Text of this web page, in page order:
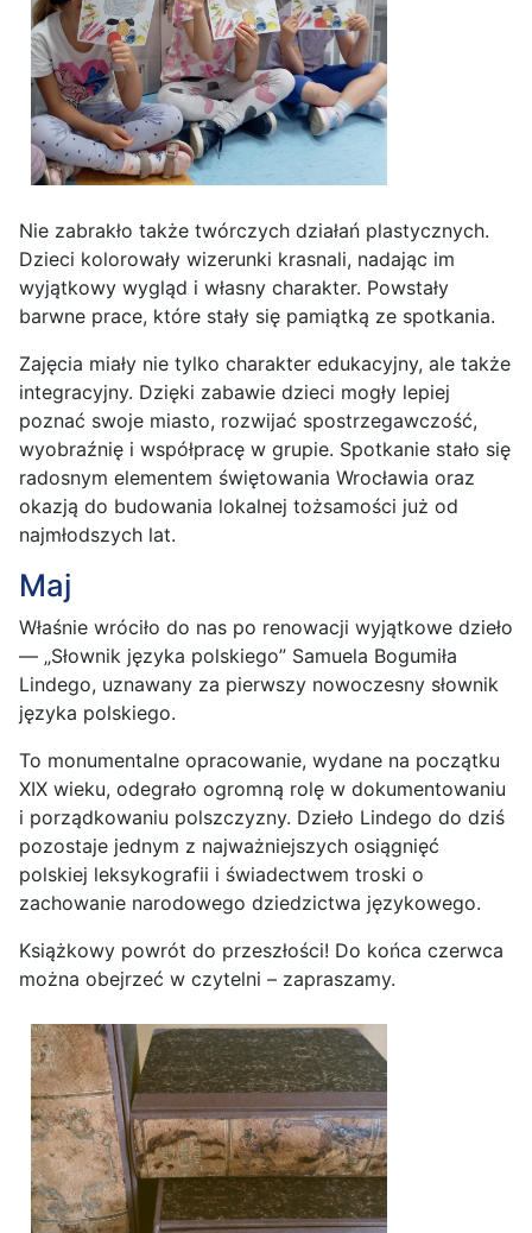
Nie zabrakło także twórczych działań plastycznych.
Dzieci kolorowały wizerunki krasnali, nadając im
wyjątkowy wygląd i własny charakter. Powstały
barwne prace, które stały się pamiątką ze spotkania.
Zajęcia miały nie tylko charakter edukacyjny, ale także
integracyjny. Dzięki zabawie dzieci mogły lepiej
poznać swoje miasto, rozwijać spostrzegawczość,
wyobraźnię i współpracę w grupie. Spotkanie stało się
radosnym elementem świętowania Wrocławia oraz
okazją do budowania lokalnej tożsamości już od
najmłodszych lat.
Maj
Właśnie wróciło do nas po renowacji wyjątkowe dzieło
— „Słownik języka polskiego” Samuela Bogumiła
Lindego, uznawany za pierwszy nowoczesny słownik
języka polskiego.
To monumentalne opracowanie, wydane na początku
XIX wieku, odegrało ogromną rolę w dokumentowaniu
i porządkowaniu polszczyzny. Dzieło Lindego do dziś
pozostaje jednym z najważniejszych osiągnięć
polskiej leksykografii i świadectwem troski o
zachowanie narodowego dziedzictwa językowego.
Książkowy powrót do przeszłości! Do końca czerwca
można obejrzeć w czytelni – zapraszamy.